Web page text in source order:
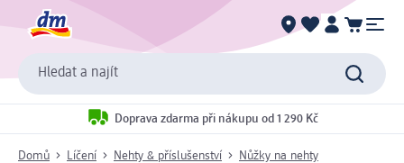
Hledat a najít
Doprava zdarma při nákupu od 1 290 Kč
Domů Líčení Nehty & příslušenství Nůžky na nehty